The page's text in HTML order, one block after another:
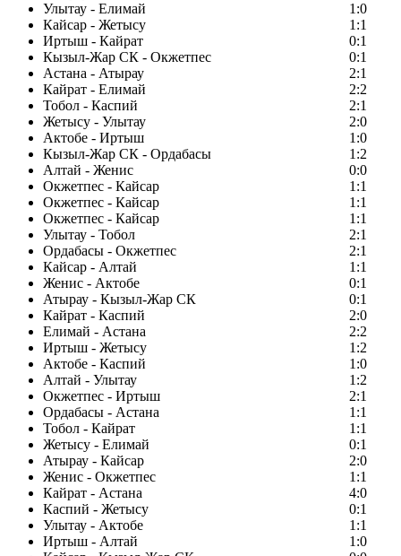
Улытау - Елимай
1:0
Кайсар - Жетысу
1:1
Иртыш - Кайрат
0:1
Кызыл-Жар СК - Окжетпес
0:1
Астана - Атырау
2:1
Кайрат - Елимай
2:2
Тобол - Каспий
2:1
Жетысу - Улытау
2:0
Актобе - Иртыш
1:0
Кызыл-Жар СК - Ордабасы
1:2
Алтай - Женис
0:0
Окжетпес - Кайсар
1:1
Окжетпес - Кайсар
1:1
Окжетпес - Кайсар
1:1
Улытау - Тобол
2:1
Ордабасы - Окжетпес
2:1
Кайсар - Алтай
1:1
Женис - Актобе
0:1
Атырау - Кызыл-Жар СК
0:1
Кайрат - Каспий
2:0
Елимай - Астана
2:2
Иртыш - Жетысу
1:2
Актобе - Каспий
1:0
Алтай - Улытау
1:2
Окжетпес - Иртыш
2:1
Ордабасы - Астана
1:1
Тобол - Кайрат
1:1
Жетысу - Елимай
0:1
Атырау - Кайсар
2:0
Женис - Окжетпес
1:1
Кайрат - Астана
4:0
Каспий - Жетысу
0:1
Улытау - Актобе
1:1
Иртыш - Алтай
1:0